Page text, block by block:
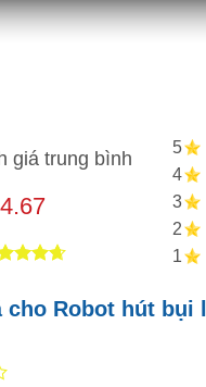
giá trung bình
4.67
giá
5
4
3
2
1
cho Robot hút bụi